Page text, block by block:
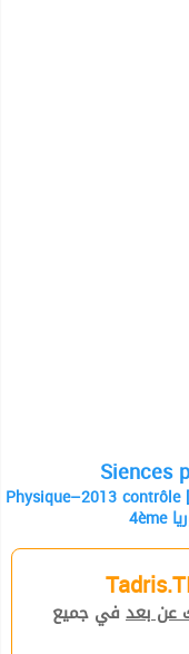
Siences
Physique–2013
عن بعد في جميع